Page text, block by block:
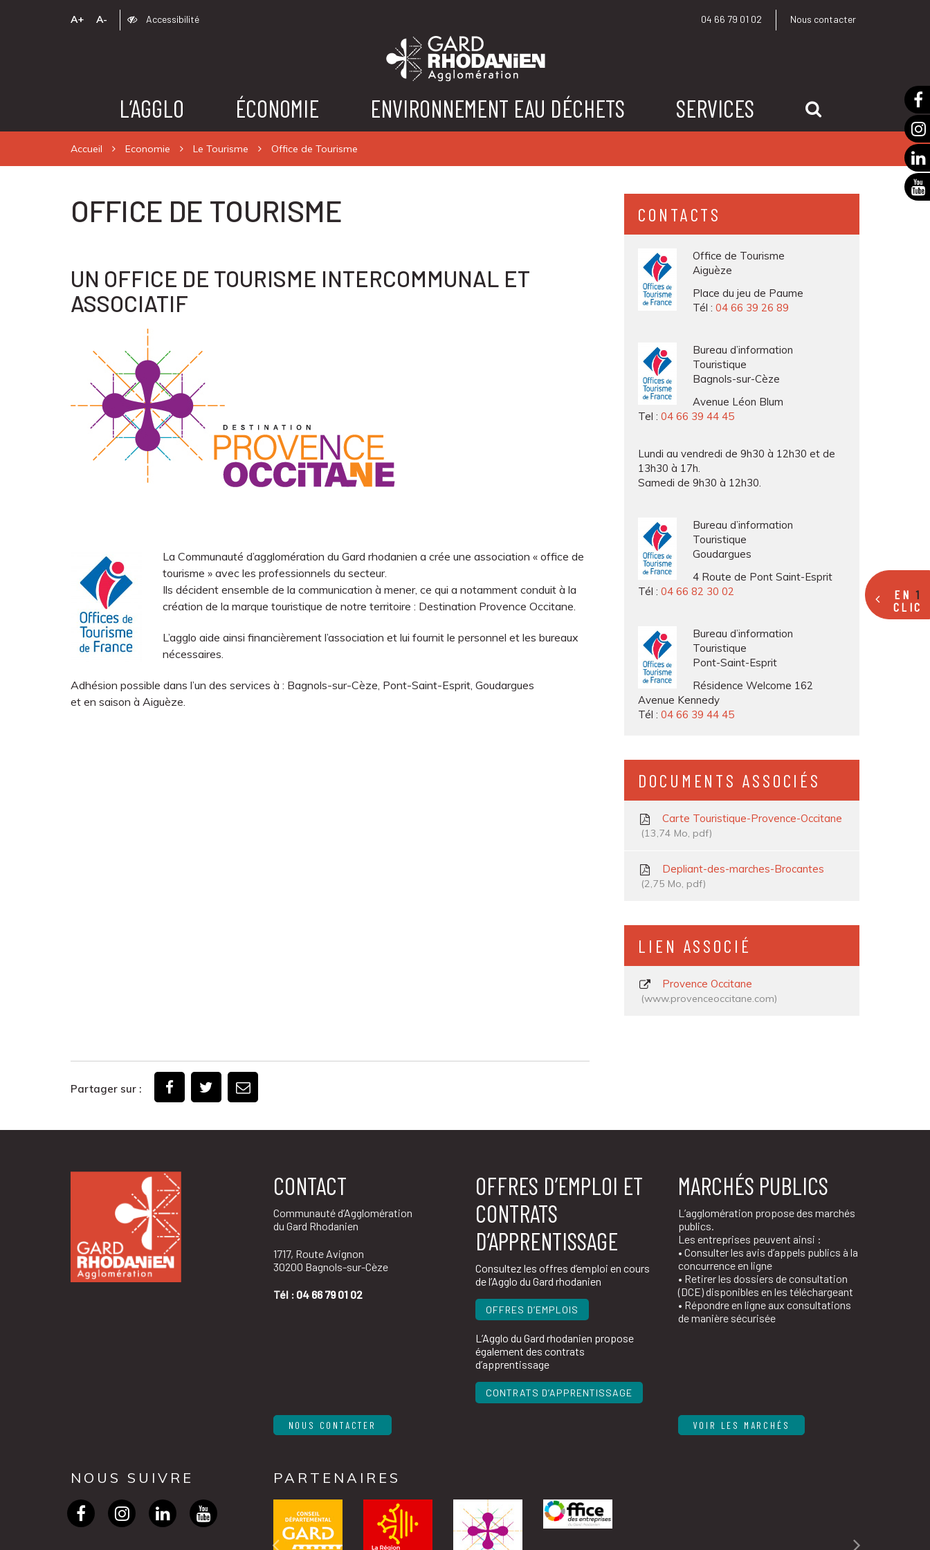
A+ A- Accessibilité 04 66 79 01 02 Nous contacter
L’AGGLO ÉCONOMIE ENVIRONNEMENT EAU DÉCHETS SERVICES RECHERCHE
Accueil Economie Le Tourisme Office de Tourisme
OFFICE DE TOURISME
UN OFFICE DE TOURISME INTERCOMMUNAL ET
ASSOCIATIF
La Communauté d’agglomération du Gard rhodanien a crée une association « office de
tourisme » avec les professionnels du secteur.
Ils décident ensemble de la communication à mener, ce qui a notamment conduit à la
création de la marque touristique de notre territoire : Destination Provence Occitane.
L’agglo aide ainsi financièrement l’association et lui fournit le personnel et les bureaux
nécessaires.
Adhésion possible dans l’un des services à : Bagnols-sur-Cèze, Pont-Saint-Esprit, Goudargues
et en saison à Aiguèze.
CONTACTS
Office de Tourisme
Aiguèze
Place du jeu de Paume
Tél : 04 66 39 26 89
Bureau d’information
Touristique
Bagnols-sur-Cèze
Avenue Léon Blum
Tel : 04 66 39 44 45
Lundi au vendredi de 9h30 à 12h30 et de
13h30 à 17h.
Samedi de 9h30 à 12h30.
Bureau d’information
Touristique
Goudargues
4 Route de Pont Saint-Esprit
Tél : 04 66 82 30 02
Bureau d’information
Touristique
Pont-Saint-Esprit
Résidence Welcome 162
Avenue Kennedy
Tél : 04 66 39 44 45
DOCUMENTS ASSOCIÉS
Carte Touristique-Provence-Occitane
13,74 Mo, pdf
Depliant-des-marches-Brocantes
2,75 Mo, pdf
LIEN ASSOCIÉ
Provence Occitane
www.provenceoccitane.com
Partager sur :
EN1
CLIC
CONTACT
Communauté d’Agglomération
du Gard Rhodanien
1717, Route Avignon
30200 Bagnols-sur-Cèze
Tél : 04 66 79 01 02
NOUS CONTACTER
OFFRES D’EMPLOI ET
CONTRATS
D’APPRENTISSAGE
Consultez les offres d’emploi en cours
de l’Agglo du Gard rhodanien
OFFRES D’EMPLOIS
L’Agglo du Gard rhodanien propose
également des contrats
d’apprentissage
CONTRATS D’APPRENTISSAGE
MARCHÉS PUBLICS
L’agglomération propose des marchés
publics.
Les entreprises peuvent ainsi :
• Consulter les avis d’appels publics à la
concurrence en ligne
• Retirer les dossiers de consultation
(DCE) disponibles en les téléchargeant
• Répondre en ligne aux consultations
de manière sécurisée
VOIR LES MARCHÉS
NOUS SUIVRE PARTENAIRES